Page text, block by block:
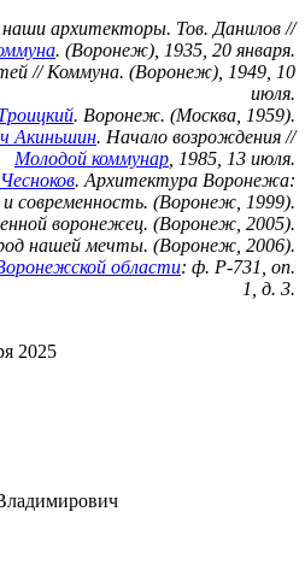
архитекторы. Тов. Данилов //
. (Воронеж), 1935, 20 января.
// Коммуна. (Воронеж), 1949, 10
июля.
. Воронеж. (Москва, 1959).
Акиньшин. Начало возрождения //
Молодой коммунар , 1985, 13 июля.
. Архитектура Воронежа:
современность. (Воронеж, 1999).
воронежец. (Воронеж, 2005).
нашей мечты. (Воронеж, 2006).
области: ф. Р-731, оп.
1, д. 3.
2025